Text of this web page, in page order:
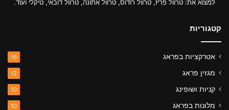
למצוא את: טרוול פריז, טרוול רודוס, טרוול אתונה, טרוול דובאי, טיקלי ועוד.
קטגוריות
אטרקציות בפראג 16
מגזין פראג 12
קניות ושופינג 10
מלונות בפראג 10